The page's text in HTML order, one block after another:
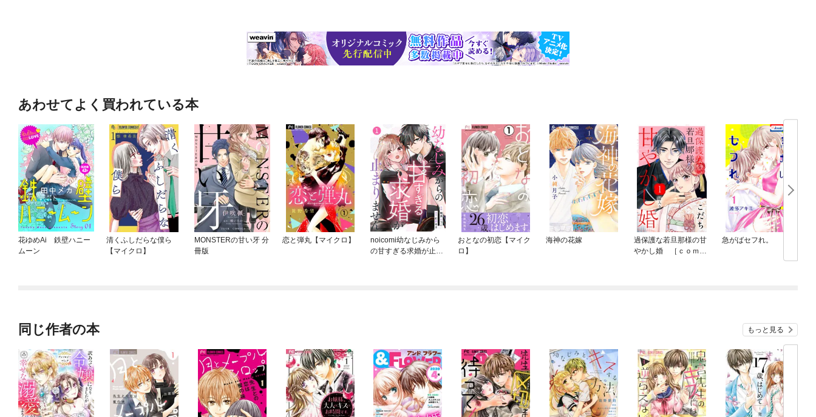
あわせてよく買われている本
花ゆめAi 鉄壁ハニー
ムーン
清くふしだらな僕ら
【マイクロ】
MONSTERの甘い牙 分
冊版
恋と弾丸【マイクロ】
noicomi幼なじみから
の甘すぎる求婚が止ま
おとなの初恋【マイク
ロ】
海神の花嫁
過保護な若旦那様の甘
やかし婚 ［ｃｏｍｉ
急がばセフれ。
同じ作者の本 もっと見る